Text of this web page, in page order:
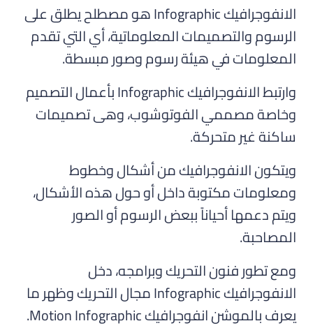
الانفوجرافيك Infographic هو مصطلح يطلق على
الرسوم والتصميمات المعلوماتية، أي التي تقدم
المعلومات في هيئة رسوم وصور مبسطة.
وارتبط الانفوجرافيك Infographic بأعمال التصميم
وخاصة مصممي الفوتوشوب، وهى تصميمات
ساكنة غير متحركة.
ويتكون الانفوجرافيك من أشكال وخطوط
ومعلومات مكتوبة داخل أو حول هذه الأشكال،
ويتم دعمها أحياناً ببعض الرسوم أو الصور
المصاحبة.
ومع تطور فنون التحريك وبرامجه، دخل
الانفوجرافيك Infographic مجال التحريك وظهر ما
يعرف بالموشن انفوجرافيك Motion Infographic.